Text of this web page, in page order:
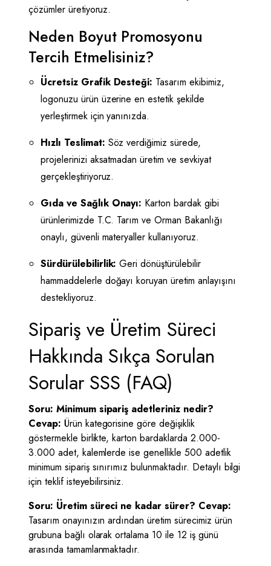
çözümler üretiyoruz.
Neden Boyut Promosyonu
Tercih Etmelisiniz?
Ücretsiz Grafik Desteği: Tasarım ekibimiz,
logonuzu ürün üzerine en estetik şekilde
yerleştirmek için yanınızda.
Hızlı Teslimat: Söz verdiğimiz sürede,
projelerinizi aksatmadan üretim ve sevkiyat
gerçekleştiriyoruz.
Gıda ve Sağlık Onayı: Karton bardak gibi
ürünlerimizde T.C. Tarım ve Orman Bakanlığı
onaylı, güvenli materyaller kullanıyoruz.
Sürdürülebilirlik: Geri dönüştürülebilir
hammaddelerle doğayı koruyan üretim anlayışını
destekliyoruz.
Sipariş ve Üretim Süreci
Hakkında Sıkça Sorulan
Sorular SSS (FAQ)
Soru: Minimum sipariş adetleriniz nedir?
Cevap: Ürün kategorisine göre değişiklik
göstermekle birlikte, karton bardaklarda 2.000-
3.000 adet, kalemlerde ise genellikle 500 adetlik
minimum sipariş sınırımız bulunmaktadır. Detaylı bilgi
için teklif isteyebilirsiniz.
Soru: Üretim süreci ne kadar sürer? Cevap:
Tasarım onayınızın ardından üretim sürecimiz ürün
grubuna bağlı olarak ortalama 10 ile 12 iş günü
arasında tamamlanmaktadır.